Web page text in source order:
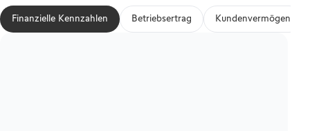
Finanzielle Kennzahlen Betriebsertrag Kundenvermögen